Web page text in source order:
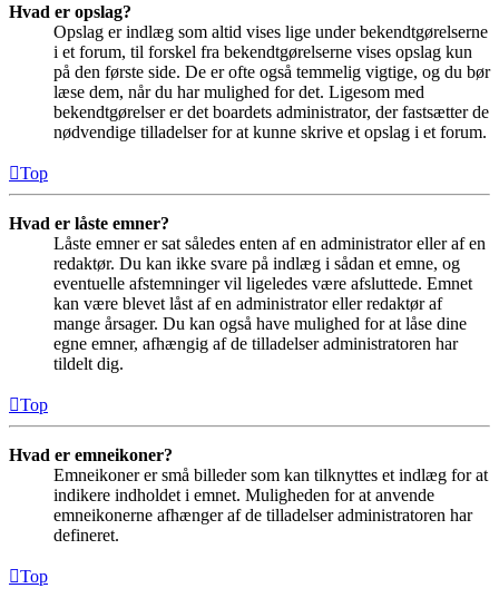
Hvad er opslag?
Opslag er indlæg som altid vises lige under bekendtgørelserne
i et forum, til forskel fra bekendtgørelserne vises opslag kun
på den første side. De er ofte også temmelig vigtige, og du bør
læse dem, når du har mulighed for det. Ligesom med
bekendtgørelser er det boardets administrator, der fastsætter de
nødvendige tilladelser for at kunne skrive et opslag i et forum.
Top
Hvad er låste emner?
Låste emner er sat således enten af en administrator eller af en
redaktør. Du kan ikke svare på indlæg i sådan et emne, og
eventuelle afstemninger vil ligeledes være afsluttede. Emnet
kan være blevet låst af en administrator eller redaktør af
mange årsager. Du kan også have mulighed for at låse dine
egne emner, afhængig af de tilladelser administratoren har
tildelt dig.
Top
Hvad er emneikoner?
Emneikoner er små billeder som kan tilknyttes et indlæg for at
indikere indholdet i emnet. Muligheden for at anvende
emneikonerne afhænger af de tilladelser administratoren har
defineret.
Top